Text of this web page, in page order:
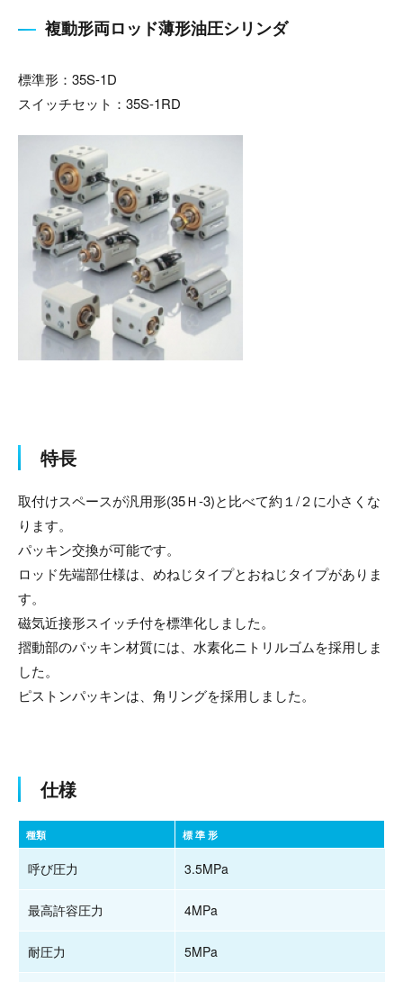
複動形両ロッド薄形油圧シリンダ
標準形：35S-1D
スイッチセット：35S-1RD
特長
取付けスペースが汎用形(35Ｈ-3)と比べて約１/２に小さくな
ります。
パッキン交換が可能です。
ロッド先端部仕様は、めねじタイプとおねじタイプがありま
す。
磁気近接形スイッチ付を標準化しました。
摺動部のパッキン材質には、水素化ニトリルゴムを採用しま
した。
ピストンパッキンは、角リングを採用しました。
仕様
種類 標 準 形
呼び圧力 3.5MPa
最高許容圧力 4MPa
耐圧力 5MPa